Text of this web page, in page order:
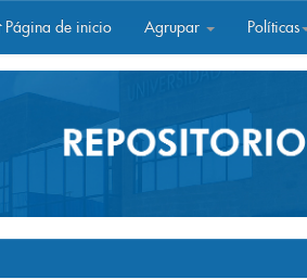
Página de inicio Agrupar Políticas